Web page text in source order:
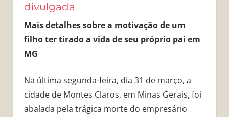
divulgada
Mais detalhes sobre a motivação de um
filho ter tirado a vida de seu próprio pai em
MG
Na última segunda-feira, dia 31 de março, a
cidade de Montes Claros, em Minas Gerais, foi
abalada pela trágica morte do empresário